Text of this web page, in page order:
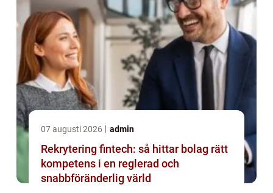
07 augusti 2026 admin
Rekrytering fintech: så hittar bolag rätt
kompetens i en reglerad och
snabbföränderlig värld